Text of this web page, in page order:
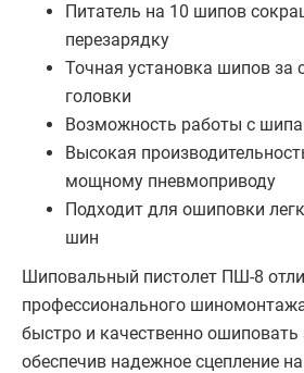
Питатель на 10 шипов
перезарядку
Точная установка шипов за
головки
Возможность работы с
Высокая
мощному пневмоприводу
Подходит для ошиповки
шин
Шиповальный пистолет ПШ-8
профессионального
быстро и качественно
обеспечив надежное сцепление